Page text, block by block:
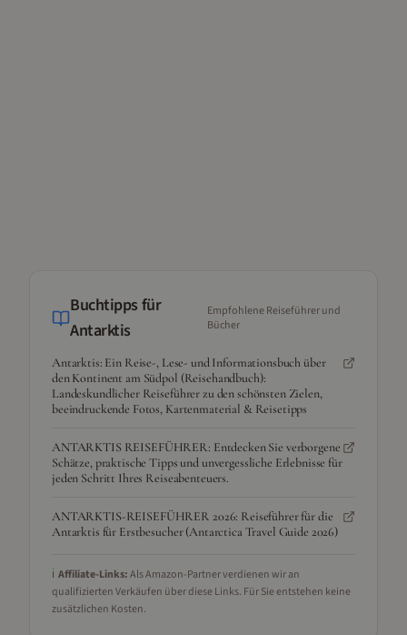
Buchtipps für
Antarktis
Empfohlene Reiseführer und
Bücher
Antarktis: Ein Reise-, Lese- und Informationsbuch über
den Kontinent am Südpol (Reisehandbuch):
Landeskundlicher Reiseführer zu den schönsten Zielen,
beeindruckende Fotos, Kartenmaterial & Reisetipps
ANTARKTIS REISEFÜHRER: Entdecken Sie verborgene
Schätze, praktische Tipps und unvergessliche Erlebnisse für
jeden Schritt Ihres Reiseabenteuers.
ANTARKTIS-REISEFÜHRER 2026: Reiseführer für die
Antarktis für Erstbesucher (Antarctica Travel Guide 2026)
ℹ️ Affiliate-Links:Als Amazon-Partner verdienen wir an
qualifizierten Verkäufen über diese Links. Für Sie entstehen keine
zusätzlichen Kosten.